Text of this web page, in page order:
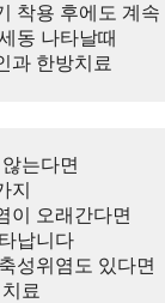
착용 후에도 계속
동 나타날때
과 한방치료
는다면
지
이 오래간다면
납니다
성위염도 있다면
료